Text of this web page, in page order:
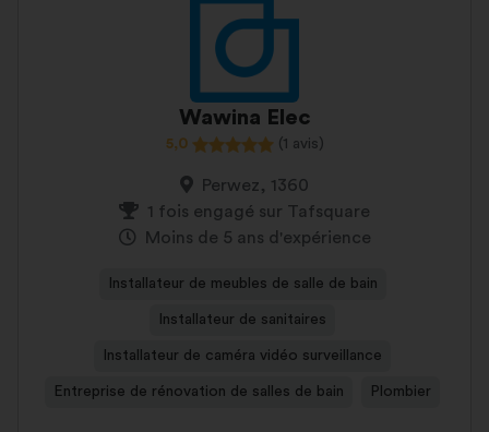
Wawina Elec
5,0 (1 avis)
Perwez, 1360
1 fois engagé sur Tafsquare
Moins de 5 ans d'expérience
Installateur de meubles de salle de bain
Installateur de sanitaires
Installateur de caméra vidéo surveillance
Entreprise de rénovation de salles de bain Plombier